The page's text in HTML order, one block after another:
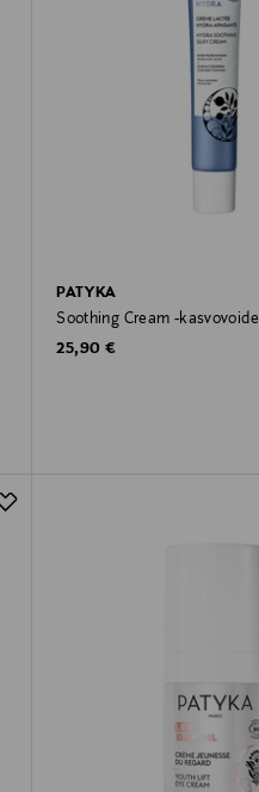
PATYKA
Soothing Cream -kasvovoide
Original Price
25,90 €